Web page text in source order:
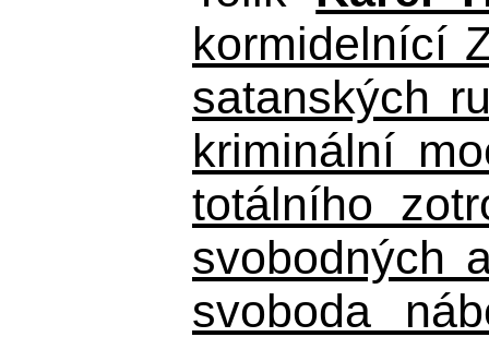
kormidelnící
satanských
kriminální
totálního
svobodných
svoboda